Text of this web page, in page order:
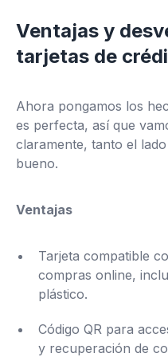
Ventajas y
tarjetas de
Ahora pongamos los
es perfecta, así que
claramente, tanto el
bueno.
Ventajas
Tarjeta compatible
compras online,
plástico.
Código QR para
y recuperación de